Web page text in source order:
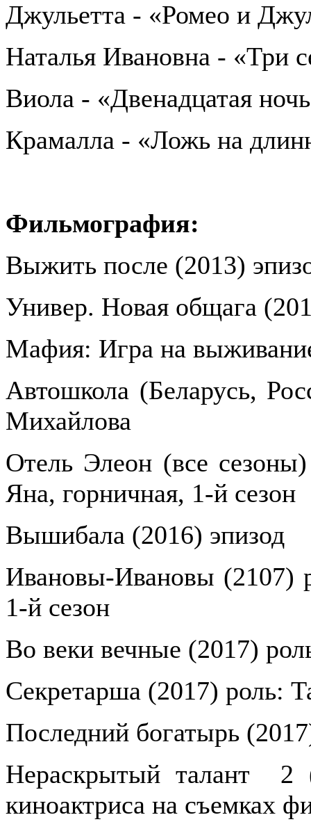
Джульетта - «Ромео и
Наталья Ивановна - «Три
Виола - «Двенадцатая
Крамалла - «Ложь на
Фильмография:
Выжить после (2013)
Универ. Новая общага
Мафия: Игра на
Автошкола (Беларусь,
Михайлова
Отель Элеон (все
Яна, горничная, 1-й сезон
Вышибала (2016) эпизод
Ивановы-Ивановы (2107)
1-й сезон
Во веки вечные (2017)
Секретарша (2017) роль:
Последний богатырь
Нераскрытый талант
2
киноактриса на съемках